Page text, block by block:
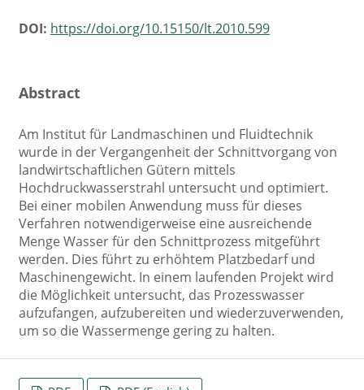
DOI: https://doi.org/10.15150/lt.2010.599
Abstract
Am Institut für Landmaschinen und Fluidtechnik
wurde in der Vergangenheit der Schnittvorgang von
landwirtschaftlichen Gütern mittels
Hochdruckwasserstrahl untersucht und optimiert.
Bei einer mobilen Anwendung muss für dieses
Verfahren notwendigerweise eine ausreichende
Menge Wasser für den Schnittprozess mitgeführt
werden. Dies führt zu erhöhtem Platzbedarf und
Maschinengewicht. In einem laufenden Projekt wird
die Möglichkeit untersucht, das Prozesswasser
aufzufangen, aufzubereiten und wiederzuverwenden,
um so die Wassermenge gering zu halten.